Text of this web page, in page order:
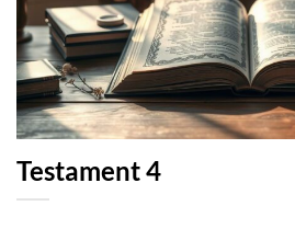
Testament 4